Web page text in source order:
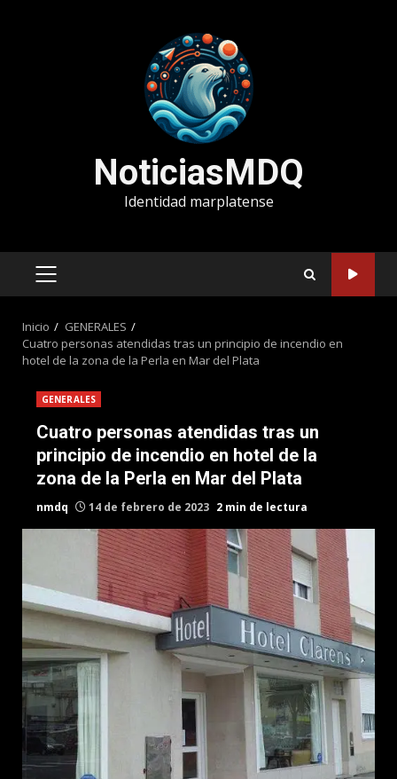
NoticiasMDQ
Identidad marplatense
MENÚ
Inicio
GENERALES
Cuatro personas atendidas tras un principio de incendio en
hotel de la zona de la Perla en Mar del Plata
GENERALES
Cuatro personas atendidas tras un
principio de incendio en hotel de la
zona de la Perla en Mar del Plata
nmdq 14 de febrero de 2023 2 min de lectura